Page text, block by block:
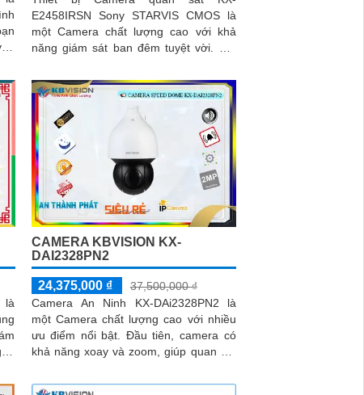
E2458IRSN Sony STARVIS CMOS là
một Camera chất lượng cao với khả
năng giám sát ban đêm tuyệt vời. Với
quan sát trong khoảng cách lên đến
150m trong điều kiện thiếu sáng
là
CAMERA KBVISION KX-
DAI2328PN2
24,375,000 ₫
37,500,000 ₫
Camera An Ninh KX-DAi2328PN2 là
một Camera chất lượng cao với nhiều
ưu điểm nổi bật. Đầu tiên, camera có
khả năng xoay và zoom, giúp quan sát